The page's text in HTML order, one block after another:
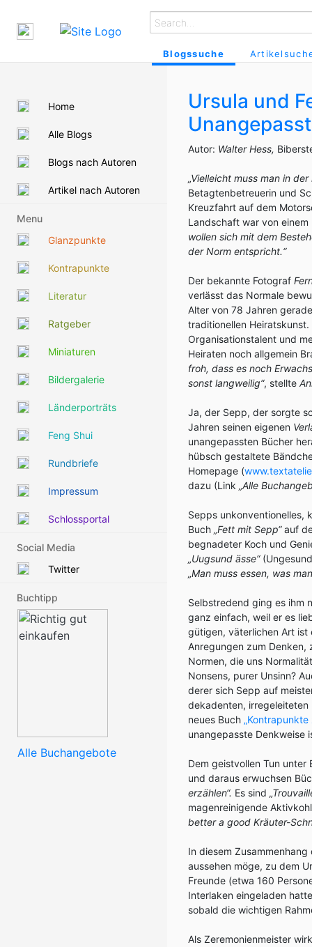
Blogssuche
Home
Alle Blogs
Blogs nach Autoren
Artikel nach Autoren
Menu
Glanzpunkte
Kontrapunkte
Literatur
Ratgeber
Miniaturen
Bildergalerie
Länderporträts
Feng Shui
Rundbriefe
Impressum
Schlossportal
Social Media
Twitter
Buchtipp
Alle Buchangebote
Ursula und
Autor: Walter Hess,
„Vielleicht muss man in
Betagtenbetreuerin und
Kreuzfahrt auf dem
Landschaft war von
wollen sich mit dem
der Norm entspricht.“
Der bekannte Fotograf
verlässt das Normale
Alter von 78 Jahren
traditionellen
Organisationstalent und
Heiraten noch allgemein
froh, dass es noch
sonst langweilig“, stellte
Ja, der Sepp, der sorgte
Jahren seinen eigenen
unangepassten Bücher
hübsch gestaltete
Homepage (
dazu (Link „Alle
Sepps unkonventionelles,
Buch „Fett mit Sepp“auf
begnadeter Koch und
„Uugsund ässe“
„Man muss essen, was
Selbstredend ging es ihm
ganz einfach, weil er es
gütigen, väterlichen Art ist
Anregungen zum Denken,
Normen, die uns
Nonsens, purer Unsinn?
derer sich Sepp auf
dekadenten, irregeleiteten
neues Buch „Kontrapunkte
unangepasste Denkweise
Dem geistvollen Tun
und daraus erwuchsen
erzählen“. Es sind
magenreinigende
better a good Kräuter-
In diesem
aussehen möge, zu dem
Freunde (etwa 160
Interlaken eingeladen
sobald die wichtigen
Als Zeremonienmeister